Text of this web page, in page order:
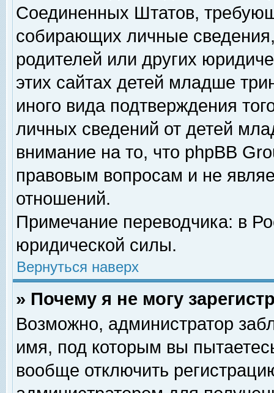
Соединенных Штатов,
собирающих личные
родителей или других
этих сайтах детей младше
иного вида подтверждения
личных сведений от детей
внимание на то, что phpBB
правовым вопросам и не
отношений.
Примечание переводчика: в
юридической силы.
Вернуться наверх
» Почему я не могу
Возможно, администратор
имя, под которым вы
вообще отключить